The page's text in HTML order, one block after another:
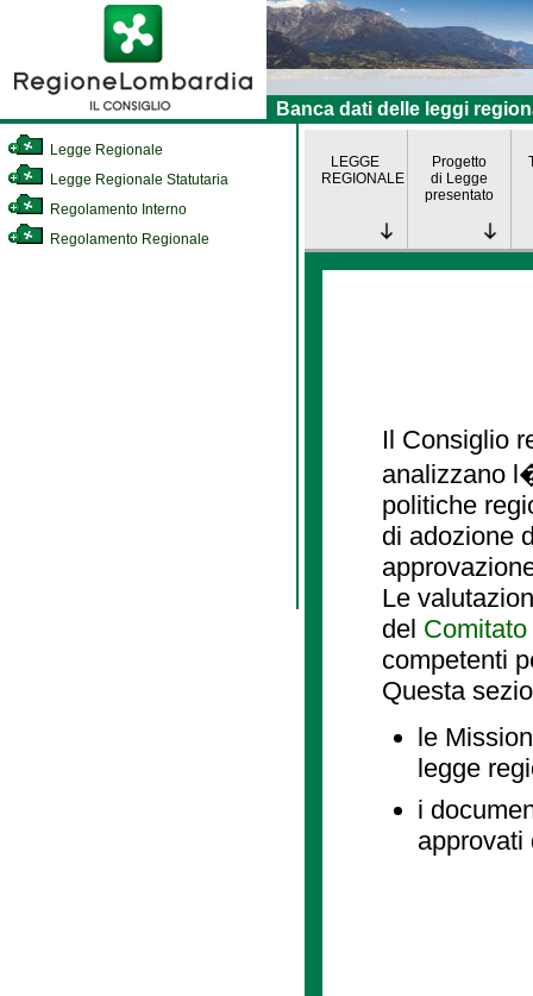
Banca dati delle leggi
Legge Regionale
Legge Regionale Statutaria
Regolamento Interno
Regolamento Regionale
LEGGE
REGIONALE
Progetto
di Legge
presentato
Il Consiglio
analizzano
politiche
di adozione
Le
del
competenti
Questa
le
legge
i
approvati